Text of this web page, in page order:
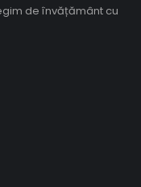
de învățământ cu